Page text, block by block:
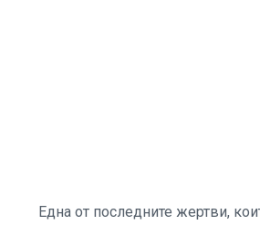
Една от последните жертви,